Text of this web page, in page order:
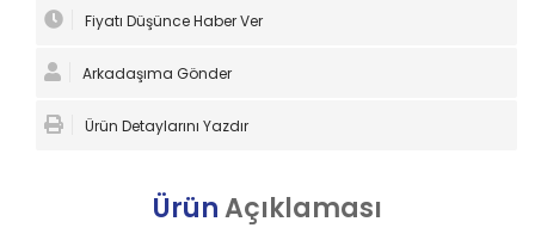
Fiyatı Düşünce Haber Ver
Arkadaşıma Gönder
Ürün Detaylarını Yazdır
ÜrünAçıklaması